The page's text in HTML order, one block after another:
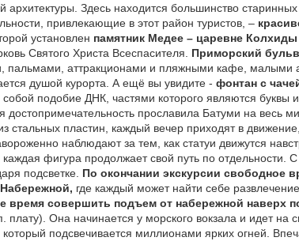
архитектуры. Здесь находится большинство
привлекающие в этот район туристов, –
установлен памятник Медее – царевне Колхиды
Святого Христа Всеспасителя. Приморский
пальмами, аттракционами и пляжными кафе, малыми
душой курорта. А ещё вы увидите - фонтан с
подобие ДНК, частями которого являются буквы
достопримечательность прославила Батуми на весь
пластин, каждый вечер приходят в
наблюдают за тем, как статуи движутся
каждая фигура продолжает свой путь по
подсветке. По окончании экскурсии свободное
где каждый может найти себе
время совершить подъем от набережной наверх
плату). Она начинается у морского вокзала и идет
подсвечивается миллионами ярких огней.